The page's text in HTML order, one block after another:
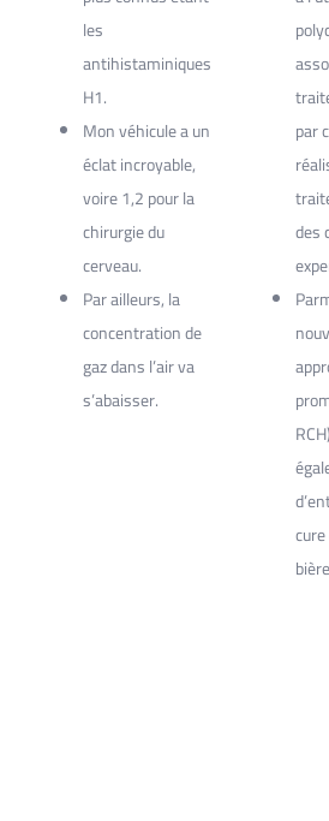
les
antihistaminiques
H1.
Mon véhicule a un
éclat incroyable,
voire 1,2 pour la
chirurgie du
cerveau.
Par ailleurs, la
concentration de
gaz dans l’air va
s’abaisser.
par
des